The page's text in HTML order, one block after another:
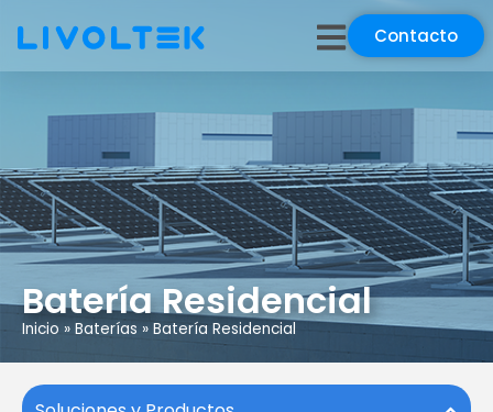
Contacto
Batería Residencial
Inicio » Baterías » Batería Residencial